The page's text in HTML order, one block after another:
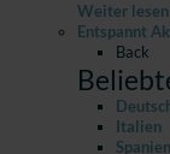
Weiter lesen
Entspannt
Back
Italien
Spanien